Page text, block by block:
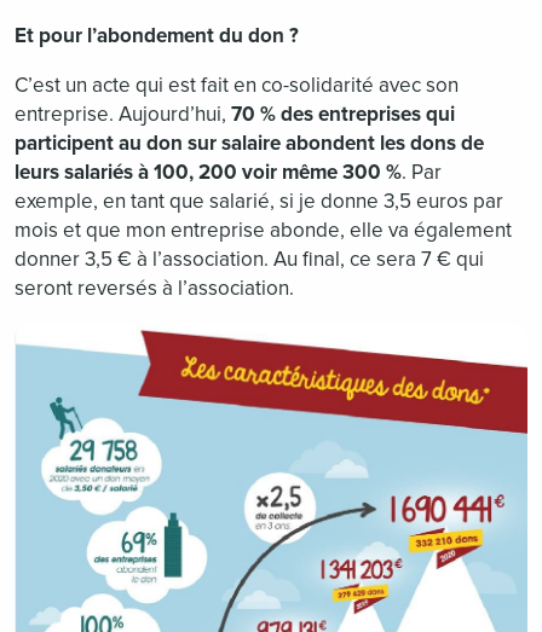
Et pour l’abondement du don ?
C’est un acte qui est fait en co-solidarité avec son
entreprise. Aujourd’hui, 70 % des entreprises qui
participent au don sur salaire abondent les dons de
leurs salariés à 100, 200 voir même 300 %. Par
exemple, en tant que salarié, si je donne 3,5 euros par
mois et que mon entreprise abonde, elle va également
donner 3,5 € à l’association. Au final, ce sera 7 € qui
seront reversés à l’association.